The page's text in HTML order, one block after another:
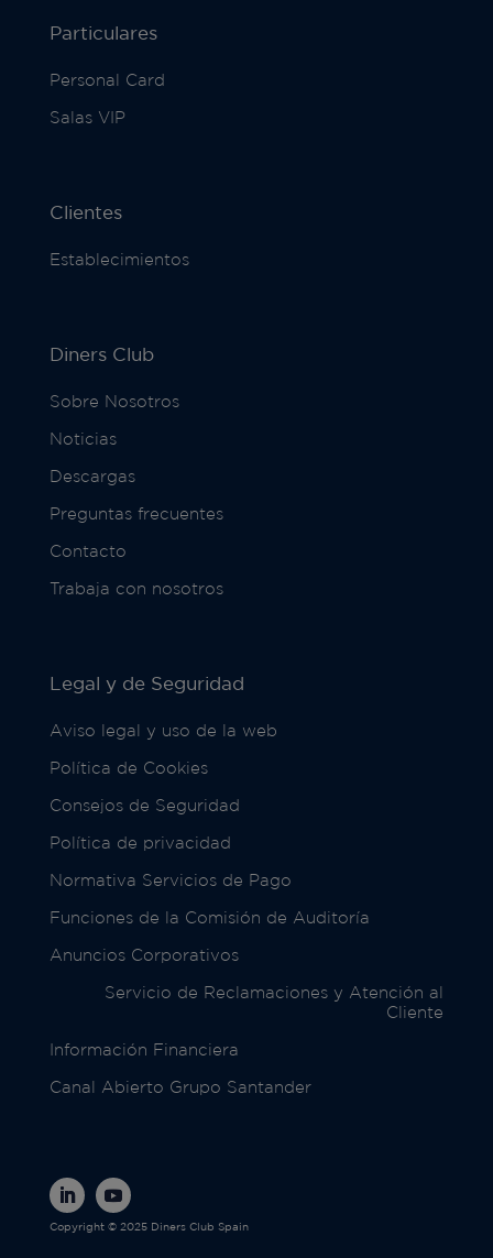
Particulares
Personal Card
Salas VIP
Clientes
Establecimientos
Diners Club
Sobre Nosotros
Noticias
Descargas
Preguntas frecuentes
Contacto
Trabaja con nosotros
Legal y de Seguridad
Aviso legal y uso de la web
Política de Cookies
Consejos de Seguridad
Política de privacidad
Normativa Servicios de Pago
Funciones de la Comisión de Auditoría
Anuncios Corporativos
Servicio de Reclamaciones y Atención al
Cliente
Información Financiera
Canal Abierto Grupo Santander
Copyright © 2025 Diners Club Spain